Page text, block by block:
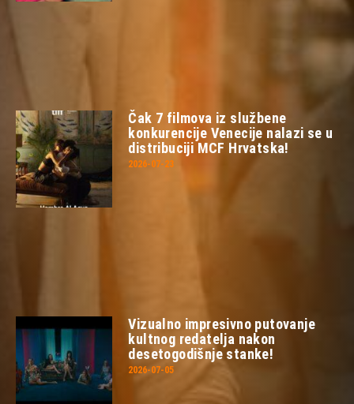
Čak 7 filmova iz službene
konkurencije Venecije nalazi se u
distribuciji MCF Hrvatska!
2026-07-23
Vizualno impresivno putovanje
kultnog redatelja nakon
desetogodišnje stanke!
2026-07-05